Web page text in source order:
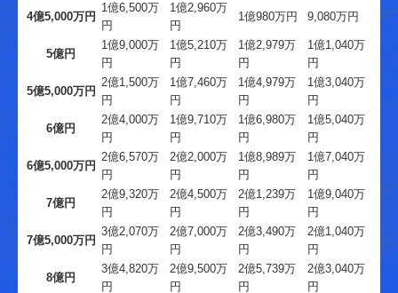
4億5,000万円
1億6,500万
円
1億2,960万
円
1億980万円 9,080万円
5億円
1億9,000万
円
1億5,210万
円
1億2,979万
円
1億1,040万
円
5億5,000万円
2億1,500万
円
1億7,460万
円
1億4,979万
円
1億3,040万
円
6億円
2億4,000万
円
1億9,710万
円
1億6,980万
円
1億5,040万
円
6億5,000万円
2億6,570万
円
2億2,000万
円
1億8,989万
円
1億7,040万
円
7億円
2億9,320万
円
2億4,500万
円
2億1,239万
円
1億9,040万
円
7億5,000万円
3億2,070万
円
2億7,000万
円
2億3,490万
円
2億1,040万
円
8億円
3億4,820万
円
2億9,500万
円
2億5,739万
円
2億3,040万
円